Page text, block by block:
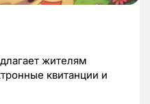
жителям
квитанции и